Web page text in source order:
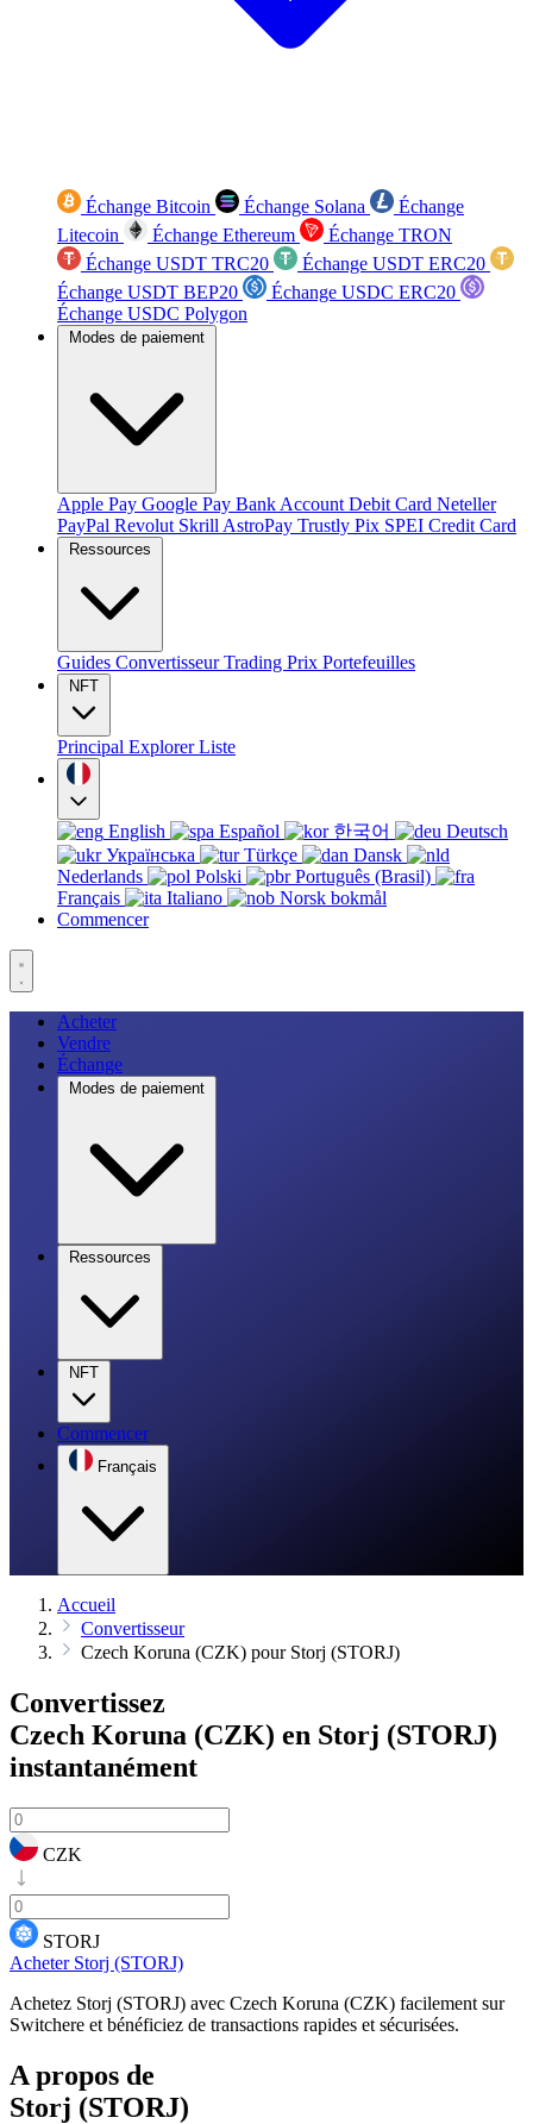
Échange Bitcoin Échange Solana
Échange
Litecoin
Échange Ethereum
Échange TRON
Échange USDT TRC20
Échange USDT ERC20
Échange USDT BEP20
Échange USDC ERC20
Échange USDC Polygon
Modes de paiement
Apple Pay Google Pay Bank Account Debit Card Neteller
PayPal Revolut Skrill AstroPay Trustly Pix SPEI Credit Card
Ressources
Guides ConvertisseurTrading Prix Portefeuilles
NFT
Principal ExplorerListe
English Español 한국어
Deutsch
Українська
Türkçe
Dansk
Nederlands
Polski
Português (Brasil)
Français
Italiano
Norsk bokmål
Commencer
Acheter
Vendre
Échange
Modes de paiement
Ressources
NFT
Commencer
Français
Accueil
Convertisseur
Czech Koruna (CZK) pour Storj (STORJ)
Convertissez
Czech Koruna (CZK) en Storj (STORJ)
instantanément
CZK
STORJ
Acheter Storj (STORJ)
Achetez Storj (STORJ) avec Czech Koruna (CZK) facilement sur
Switchere et bénéficiez de transactions rapides et sécurisées.
A propos de
Storj (STORJ)